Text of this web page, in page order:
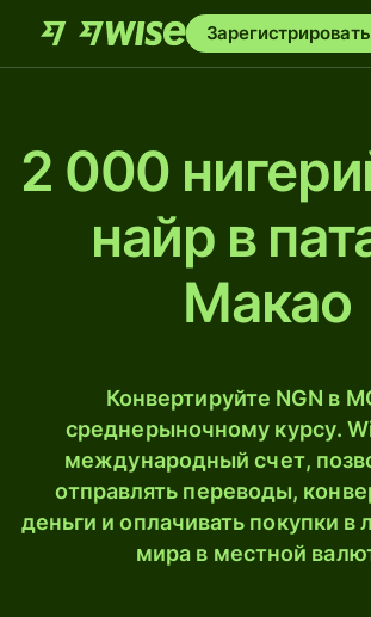
2 000
найр в
Макао
Конвертируйте NGN в
среднерыночному курсу.
международный счет,
отправлять переводы,
деньги и оплачивать покупки в
мира в местной